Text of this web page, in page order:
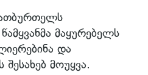
მაყურებელს
და
შესახებ მოუყვა.